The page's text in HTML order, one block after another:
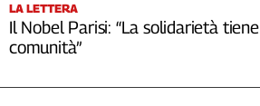
LA LETTERA
Il Nobel Parisi: “La solidarietà
comunità”